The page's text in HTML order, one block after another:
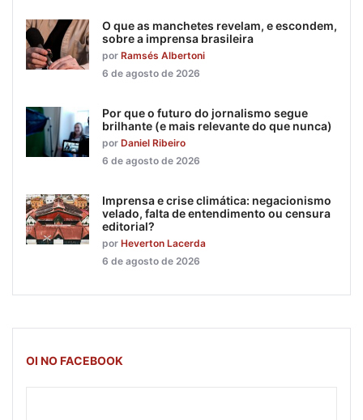
O que as manchetes revelam, e escondem,
sobre a imprensa brasileira
por Ramsés Albertoni
6 de agosto de 2026
Por que o futuro do jornalismo segue
brilhante (e mais relevante do que nunca)
por Daniel Ribeiro
6 de agosto de 2026
Imprensa e crise climática: negacionismo
velado, falta de entendimento ou censura
editorial?
por Heverton Lacerda
6 de agosto de 2026
OI NO FACEBOOK